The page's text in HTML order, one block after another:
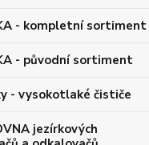
- kompletní sortiment
- původní sortiment
- vysokotlaké čističe
jezírkových